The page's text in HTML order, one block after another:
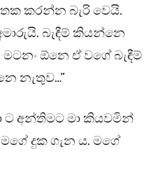
කරන්න බැරි වෙයි.
බැඳීම් කියන්නෙ
ඕනෙ ඒ වගේ බැඳීම්
නැතුව…”
අන්තිමට මා කියවමින්
දුක ගැන ය. මගේ